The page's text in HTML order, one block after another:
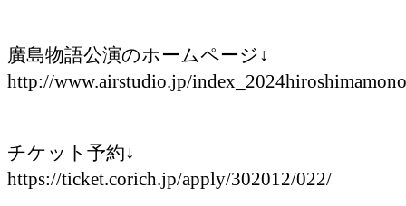
廣島物語公演のホームページ↓
http://www.airstudio.jp/
チケット予約↓
https://ticket.corich.jp/apply/302012/022/